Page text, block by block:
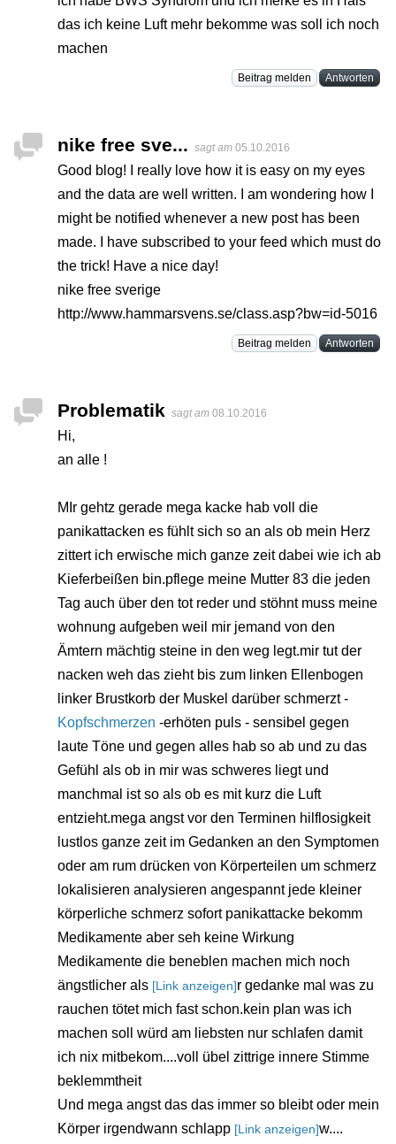
das ich keine Luft mehr bekomme was soll ich noch
machen
Beitrag melden Antworten
nike free sve... sagt am 05.10.2016
Good blog! I really love how it is easy on my eyes
and the data are well written. I am wondering how I
might be notified whenever a new post has been
made. I have subscribed to your feed which must do
the trick! Have a nice day!
nike free sverige
http://www.hammarsvens.se/class.asp?bw=id-5016
Beitrag melden Antworten
Problematik sagt am 08.10.2016
Hi,
an alle !
MIr gehtz gerade mega kacke hab voll die
panikattacken es fühlt sich so an als ob mein Herz
zittert ich erwische mich ganze zeit dabei wie ich ab
Kieferbeißen bin.pflege meine Mutter 83 die jeden
Tag auch über den tot reder und stöhnt muss meine
wohnung aufgeben weil mir jemand von den
Ämtern mächtig steine in den weg legt.mir tut der
nacken weh das zieht bis zum linken Ellenbogen
linker Brustkorb der Muskel darüber schmerzt -
Kopfschmerzen -erhöten puls - sensibel gegen
laute Töne und gegen alles hab so ab und zu das
Gefühl als ob in mir was schweres liegt und
manchmal ist so als ob es mit kurz die Luft
entzieht.mega angst vor den Terminen hilflosigkeit
lustlos ganze zeit im Gedanken an den Symptomen
oder am rum drücken von Körperteilen um schmerz
lokalisieren analysieren angespannt jede kleiner
körperliche schmerz sofort panikattacke bekomm
Medikamente aber seh keine Wirkung
Medikamente die beneblen machen mich noch
ängstlicher als [Link anzeigen]r gedanke mal was zu
rauchen tötet mich fast schon.kein plan was ich
machen soll würd am liebsten nur schlafen damit
ich nix mitbekom....voll übel zittrige innere Stimme
beklemmtheit
Und mega angst das das immer so bleibt oder mein
Körper irgendwann schlapp [Link anzeigen]w....